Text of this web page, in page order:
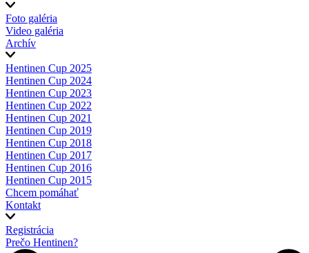
Foto galéria
Video galéria
Archív
Hentinen Cup 2025
Hentinen Cup 2024
Hentinen Cup 2023
Hentinen Cup 2022
Hentinen Cup 2021
Hentinen Cup 2019
Hentinen Cup 2018
Hentinen Cup 2017
Hentinen Cup 2016
Hentinen Cup 2015
Chcem pomáhať
Kontakt
Registrácia
Prečo Hentinen?